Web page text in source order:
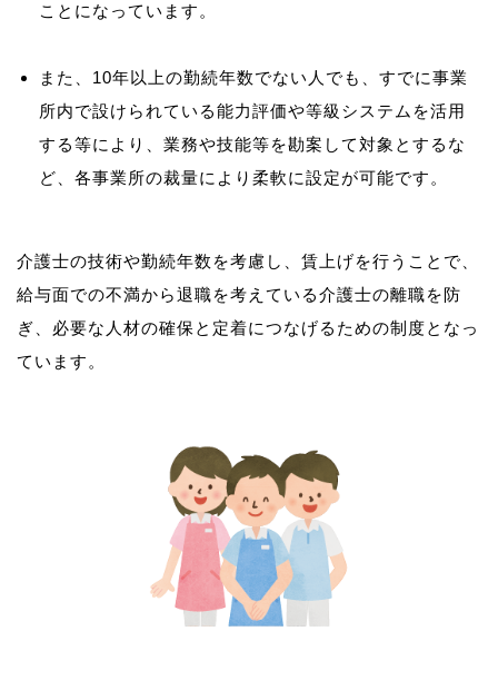
ことになっています。
また、10年以上の勤続年数でない人でも、すでに事業
所内で設けられている能力評価や等級システムを活用
する等により、業務や技能等を勘案して対象とするな
ど、各事業所の裁量により柔軟に設定が可能です。
介護士の技術や勤続年数を考慮し、賃上げを行うことで、
給与面での不満から退職を考えている介護士の離職を防
ぎ、必要な人材の確保と定着につなげるための制度となっ
ています。